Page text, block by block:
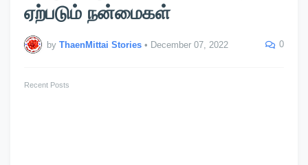
ஏற்படும் நன்மைகள்
by ThaenMittai Stories • December 07, 2022 0
Recent Posts